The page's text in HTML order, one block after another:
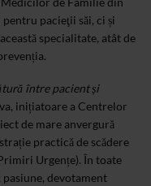
pacieţii săi, ci și
specialitate, atât de
între pacient și
inițiatoare a Centrelor
de mare anvergură
practică de scădere
Urgențe). În toate
pasiune, devotament